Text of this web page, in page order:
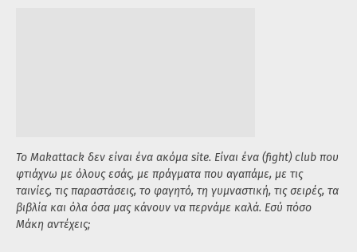
Το Makattack δεν είναι ένα ακόμα site. Είναι ένα (fight) club που
φτιάχνω με όλους εσάς, με πράγματα που αγαπάμε, με τις
ταινίες, τις παραστάσεις, το φαγητό, τη γυμναστική, τις σειρές, τα
βιβλία και όλα όσα μας κάνουν να περνάμε καλά. Εσύ πόσο
Μάκη αντέχεις;